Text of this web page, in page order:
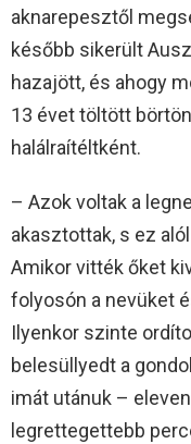
aknarepesztől
később sikerült
hazajött, és ahogy
13 évet töltött
halálraítéltként.
– Azok voltak a
akasztottak, s ez
Amikor vitték őket
folyosón a nevüket
Ilyenkor szinte
belesüllyedt a
imát utánuk –
legrettegettebb